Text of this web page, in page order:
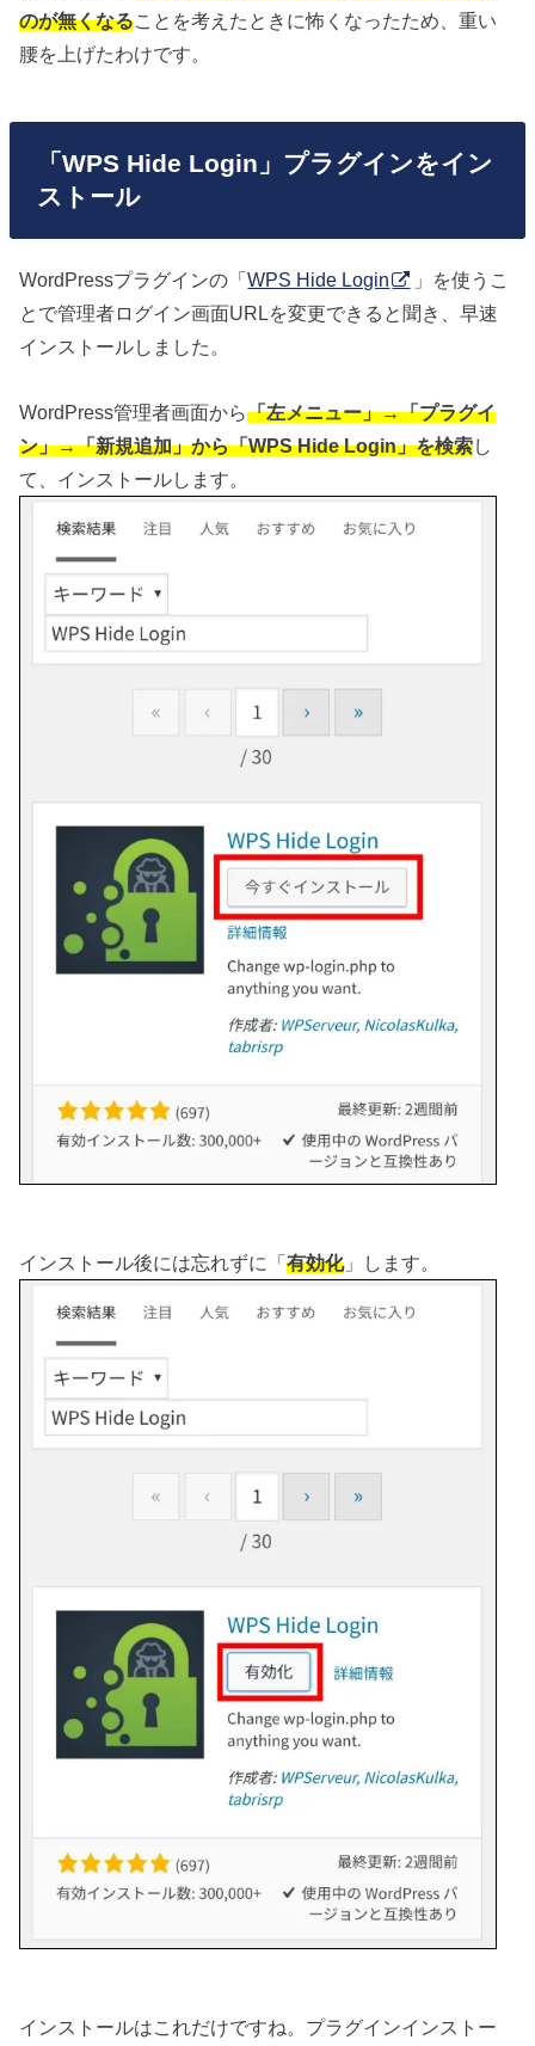
のが無くなることを考えたときに怖くなったため、重い
腰を上げたわけです。
「WPS Hide Login」プラグインをイン
ストール
WordPressプラグインの「WPS Hide Login
」を使うこ
とで管理者ログイン画面URLを変更できると聞き、早速
インストールしました。
WordPress管理者画面から「左メニュー」→「プラグイ
ン」→「新規追加」から「WPS Hide Login」を検索し
て、インストールします。
インストール後には忘れずに「有効化」します。
インストールはこれだけですね。プラグインインストー